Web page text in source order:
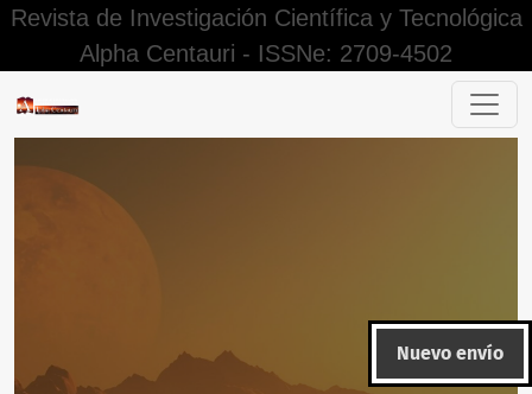
Revista de Investigación Científica y Tecnológica
Alpha Centauri - ISSNe: 2709-4502
Calidad de vida laboral en empresas de Bogotá, Colombia
Nuevo envío